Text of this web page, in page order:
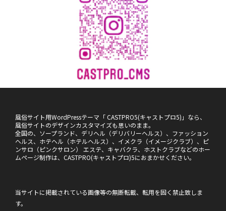
風俗サイト用WordPressテーマ「 CASTPRO5(キャストプロ5)」なら、
風俗サイトのデザインカスタマイズも思いのまま。
全国の、ソープランド、デリヘル（デリバリーヘルス）、ファッション
ヘルス、ホテヘル（ホテルヘルス）、イメクラ（イメージクラブ）、ピ
ンサロ（ピンクサロン） エステ、キャバクラ、ホストクラブなどのホー
ムページ制作は、CASTPRO(キャストプロ)5におまかせください。
当サイトに掲載されている画像等の無断転載、転用を固く禁止致しま
す。